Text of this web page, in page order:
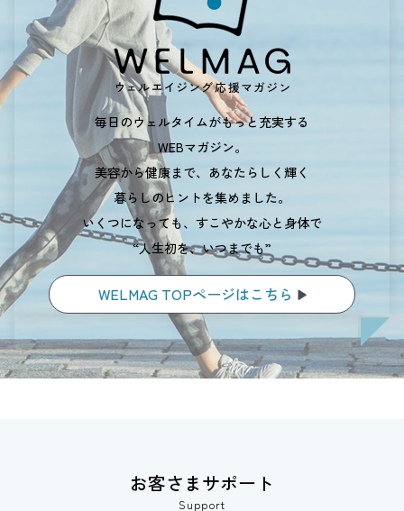
毎日のウェルタイムがもっと充実する
WEBマガジン。
美容から健康まで、あなたらしく輝く
暮らしのヒントを集めました。
いくつになっても、すこやかな心と身体で
“人生初を、いつまでも”
WELMAG TOPページはこちら
お客さまサポート
Support